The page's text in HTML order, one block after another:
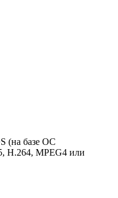
(на базе ОС
Н.264, MPEG4 или